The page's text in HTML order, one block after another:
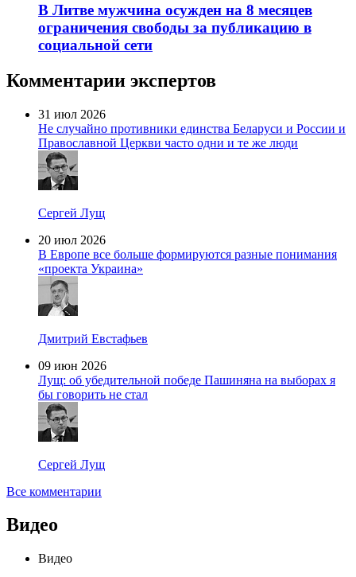
В Литве мужчина осужден на 8 месяцев
ограничения свободы за публикацию в
социальной сети
Комментарии экспертов
31 июл 2026
Не случайно противники единства Беларуси и России и
Православной Церкви часто одни и те же люди
Сергей Лущ
20 июл 2026
В Европе все больше формируются разные понимания
«проекта Украина»
Дмитрий Евстафьев
09 июн 2026
Лущ: об убедительной победе Пашиняна на выборах я
бы говорить не стал
Сергей Лущ
Все комментарии
Видео
Видео